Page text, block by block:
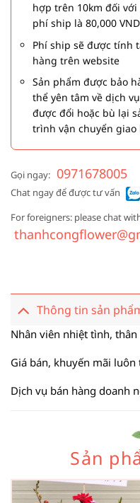
hợp trên 10km đối
phí ship là 80,000
Phí ship sẽ được tính
hàng trên website
Sản phẩm được bảo
thể yên tâm về dịch
được đổi hoặc bù lại
trình vận chuyển giao
Gọi ngay: 0971678005
Chat ngay để được tư vấn
For foreigners: please chat
Thông tin sản
Nhân viên nhiệt tình,
Giá bán, khuyến mãi
Dịch vụ bán hàng doanh
Sản